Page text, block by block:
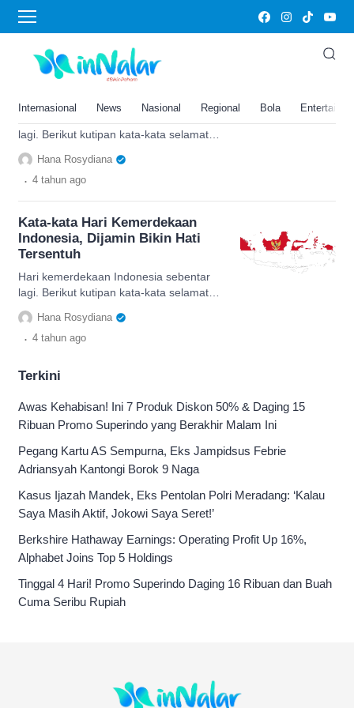
Internasional News Nasional Regional Bola
quote hari kemerdekaan RI
Kata-kata Hari Kemerdekaan
Indonesia, Dijamin Bikin Hati
lagi. Berikut kutipan kata-kata selamat
dan harapan untuk media sosial kamu.
Hana Rosydiana
. 4 tahun ago
Kata-kata Hari Kemerdekaan
Indonesia, Dijamin Bikin Hati
Tersentuh
Hari kemerdekaan Indonesia sebentar
lagi. Berikut kutipan kata-kata selamat
dan harapan untuk media sosial kamu.
Hana Rosydiana
. 4 tahun ago
Terkini
Awas Kehabisan! Ini 7 Produk Diskon 50% & Daging 15
Ribuan Promo Superindo yang Berakhir Malam Ini
Pegang Kartu AS Sempurna, Eks Jampidsus Febrie
Adriansyah Kantongi Borok 9 Naga
Kasus Ijazah Mandek, Eks Pentolan Polri Meradang: ‘Kalau
Saya Masih Aktif, Jokowi Saya Seret!’
Berkshire Hathaway Earnings: Operating Profit Up 16%,
Alphabet Joins Top 5 Holdings
Tinggal 4 Hari! Promo Superindo Daging 16 Ribuan dan Buah
Cuma Seribu Rupiah